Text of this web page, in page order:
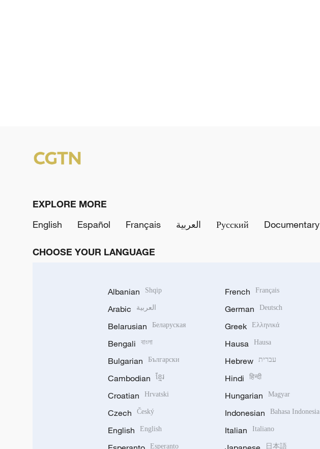
EXPLORE MORE
English
Español Français العربية Русский Documentary
CHOOSE YOUR LANGUAGE
Albanian Shqip
Arabic العربية
Belarusian Беларуская
Bengali বাংলা
Bulgarian Български
Cambodian ខ្មែរ
Croatian Hrvatski
Czech Český
English English
Esperanto
French Français
German Deutsch
Greek Ελληνικά
Hausa Hausa
Hebrew עברית
Hindi हिन्दी
Hungarian Magyar
Indonesian Bahasa Indonesia
Italian Italiano
日本語